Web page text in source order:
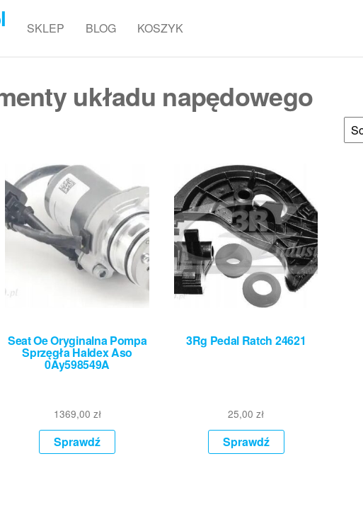
SKLEP BLOG KOSZYK
układu napędowego
Seat Oe Oryginalna Pompa
Sprzęgła Haldex Aso
0Ay598549A
1369,00 zł
Sprawdź
3Rg Pedal Ratch 24621
25,00zł
Sprawdź